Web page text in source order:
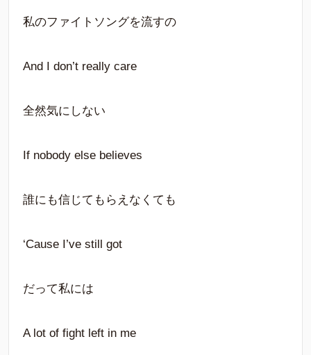
私のファイトソングを流すの
And I don’t really care
全然気にしない
If nobody else believes
誰にも信じてもらえなくても
‘Cause I’ve still got
だって私には
A lot of fight left in me